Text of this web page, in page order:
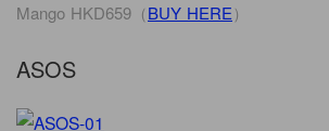
Mango HKD659（BUY HERE）
ASOS